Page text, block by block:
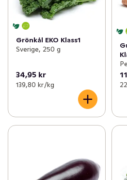
Grönkål EKO Klass1
Sverige, 250 g
34,95 kr
139,80 kr /kg